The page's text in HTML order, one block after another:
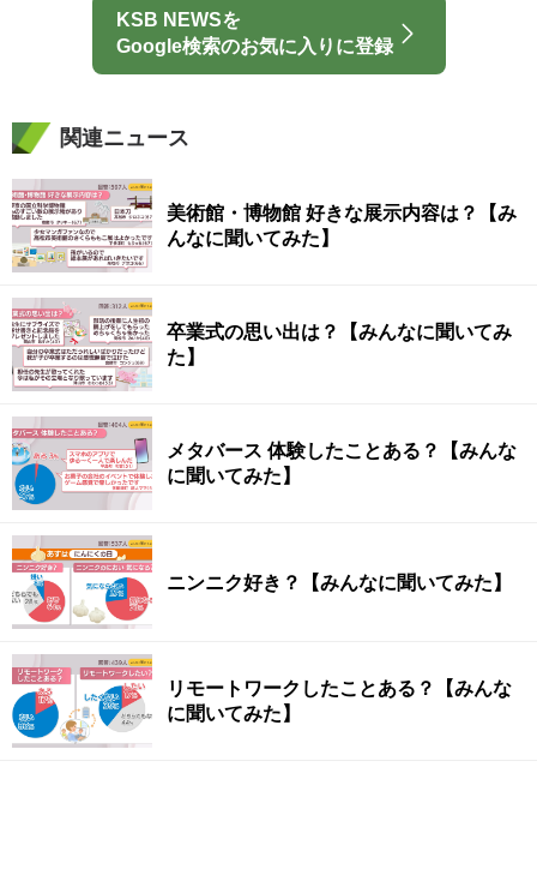
KSB NEWSを
Google検索のお気に入りに登録
関連ニュース
美術館・博物館 好きな展示内容は？【み
んなに聞いてみた】
卒業式の思い出は？【みんなに聞いてみ
た】
メタバース 体験したことある？【みんな
に聞いてみた】
ニンニク好き？【みんなに聞いてみた】
リモートワークしたことある？【みんな
に聞いてみた】